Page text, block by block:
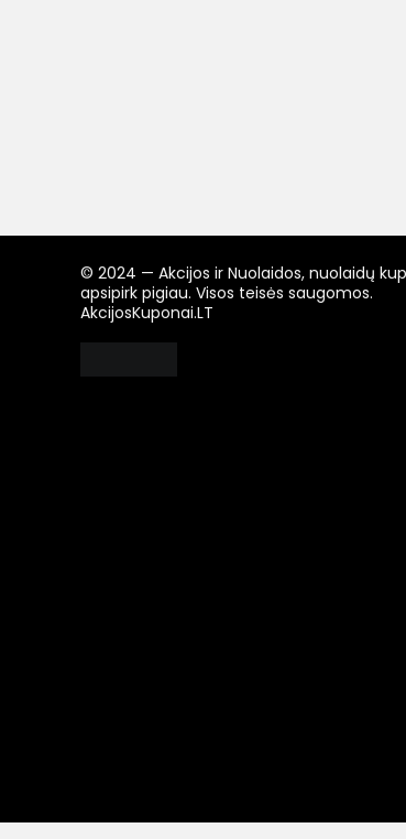
© 2024 — Akcijos ir Nuolaidos, nuolaidų
apsipirk pigiau. Visos teisės saugomos.
AkcijosKuponai.LT